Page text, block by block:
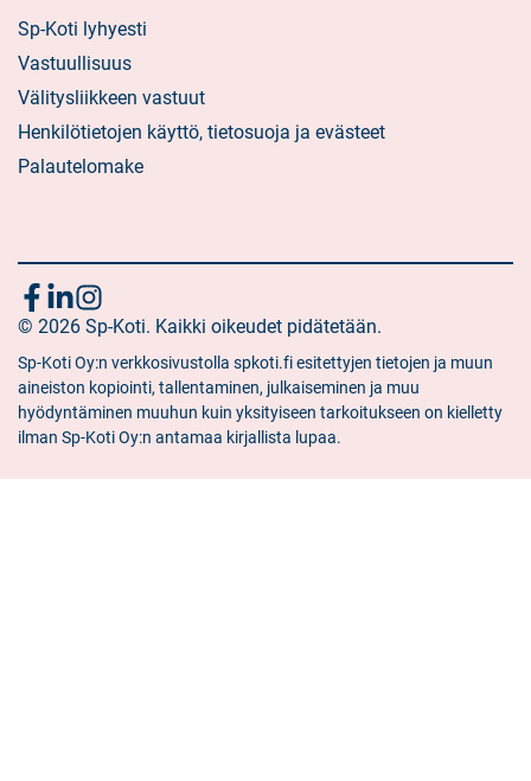
Sp-Koti lyhyesti
Vastuullisuus
Välitysliikkeen vastuut
Henkilötietojen käyttö, tietosuoja ja evästeet
Palautelomake
Seuraa
meitä
Sosiaalinen
media:
facebook
Sosiaalinen
media:
linkedin
Sosiaalinen
media:
instagram
© 2026 Sp-Koti. Kaikki oikeudet pidätetään.
Sp-Koti Oy:n verkkosivustolla spkoti.fi esitettyjen tietojen ja muun
aineiston kopiointi, tallentaminen, julkaiseminen ja muu
hyödyntäminen muuhun kuin yksityiseen tarkoitukseen on kielletty
ilman Sp-Koti Oy:n antamaa kirjallista lupaa.